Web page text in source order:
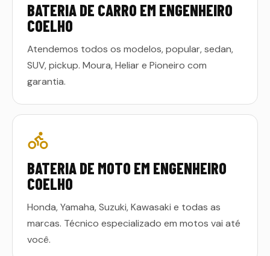
BATERIA DE CARRO EM ENGENHEIRO
COELHO
Atendemos todos os modelos, popular, sedan,
SUV, pickup. Moura, Heliar e Pioneiro com
garantia.
BATERIA DE MOTO EM ENGENHEIRO
COELHO
Honda, Yamaha, Suzuki, Kawasaki e todas as
marcas. Técnico especializado em motos vai até
você.